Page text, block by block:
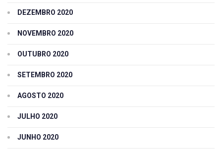
DEZEMBRO 2020
NOVEMBRO 2020
OUTUBRO 2020
SETEMBRO 2020
AGOSTO 2020
JULHO 2020
JUNHO 2020